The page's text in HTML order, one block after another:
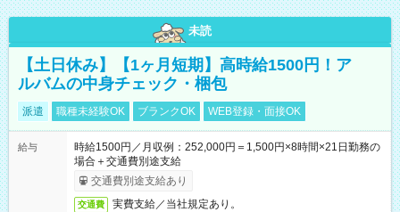
未読
【土日休み】【1ヶ月短期】高時給1500円！ア
ルバムの中身チェック・梱包
派遣 職種未経験OK ブランクOK WEB登録・面接OK
給与
時給1500円／月収例：252,000円＝1,500円×8時間×21日勤務の
場合＋交通費別途支給
交通費別途支給あり
交通費 実費支給／当社規定あり。